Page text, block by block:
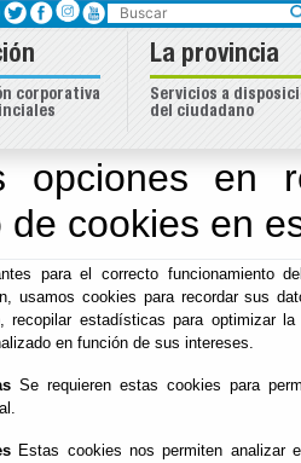
opciones en
de cookies en
para el correcto funcionamiento
usamos cookies para recordar sus
recopilar estadísticas para optimizar
en función de sus intereses.
Se requieren estas cookies para
Estas cookies nos permiten analizar
- Normativa y
y
IV ACUERDO DE FORMACIÓN
Buscar
corporativa
La provincia
Servicios a
del ciudadano